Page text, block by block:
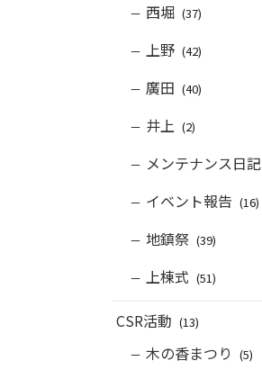
西堀 (37)
上野 (42)
廣田 (40)
井上 (2)
メンテナンス日記
イベント報告 (16)
地鎮祭 (39)
上棟式 (51)
CSR活動 (13)
木の香まつり (5)